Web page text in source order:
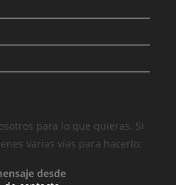
para lo que quieras. Si
varias vías para hacerlo:
desde